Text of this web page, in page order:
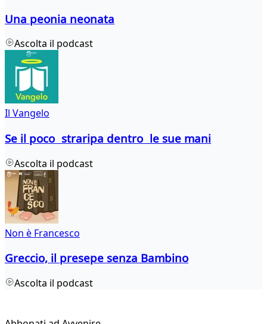
Una peonia neonata
Ascolta il podcast
Il Vangelo
Se il poco straripa dentro le sue mani
Ascolta il podcast
Non è Francesco
Greccio, il presepe senza Bambino
Ascolta il podcast